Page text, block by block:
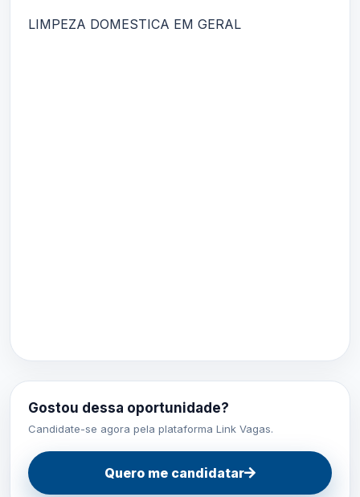
Gostou dessa oportunidade?
Candidate-se agora pela plataforma Link Vagas.
Quero me candidatar
LIMPEZA DOMESTICA EM GERAL